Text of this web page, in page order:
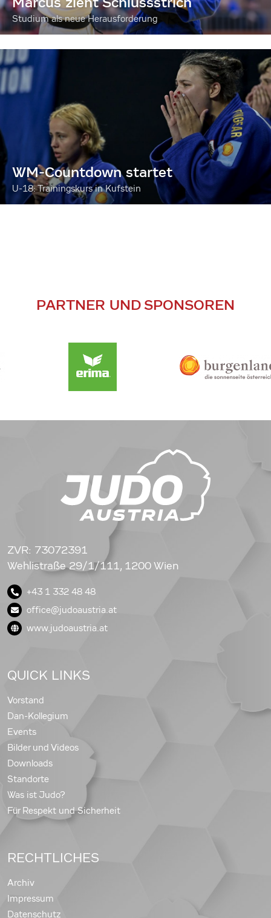
Studium als neue Herausforderung
WM-Countdown startet
U-18: Trainingskurs in Kufstein
PARTNER UND SPONSOREN
ZVR: 73072391
Wehlistraße 29/1/111, 1200 Wien
+43 1 332 48 48
office@judoaustria.at
www.judoaustria.at
QUICK LINKS
Vorstand
Dan-Kollegium
Events
Bilder und Videos
Downloads
Standorte
Was ist Judo?
Für Respekt und Sicherheit
RECHTLICHES
Archiv
Impressum
Datenschutz